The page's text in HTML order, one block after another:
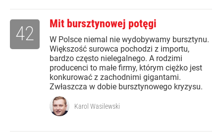
Mit bursztynowej potęgi
W Polsce niemal nie wydobywamy bursztynu.
Większość surowca pochodzi z importu,
bardzo często nielegalnego. A rodzimi
producenci to małe firmy, którym ciężko jest
konkurować z zachodnimi gigantami.
Zwłaszcza w dobie bursztynowego kryzysu.
42
Karol Wasilewski